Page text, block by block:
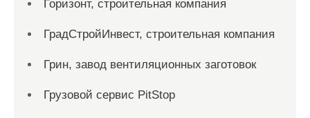
Горизонт, строительная компания
ГрадСтройИнвест, строительная компания
Грин, завод вентиляционных заготовок
Грузовой сервис PitStop